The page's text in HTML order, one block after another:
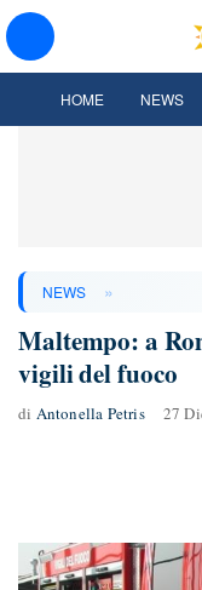
HOME NEWS
NEWS »
Maltempo: a
vigili del fuoco
di Antonella Petris 27